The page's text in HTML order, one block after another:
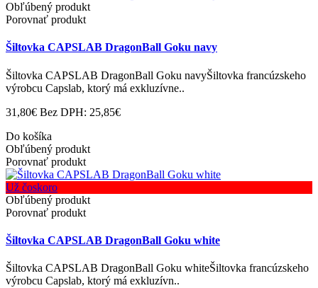
Obľúbený produkt
Porovnať produkt
Šiltovka CAPSLAB DragonBall Goku navy
Šiltovka CAPSLAB DragonBall Goku navyŠiltovka francúzskeho
výrobcu Capslab, ktorý má exkluzívne..
31,80€ Bez DPH: 25,85€
Do košíka
Obľúbený produkt
Porovnať produkt
Už čoskoro
Obľúbený produkt
Porovnať produkt
Šiltovka CAPSLAB DragonBall Goku white
Šiltovka CAPSLAB DragonBall Goku whiteŠiltovka francúzskeho
výrobcu Capslab, ktorý má exkluzívn..